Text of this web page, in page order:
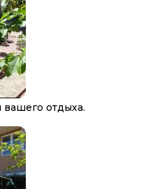
отдыха.